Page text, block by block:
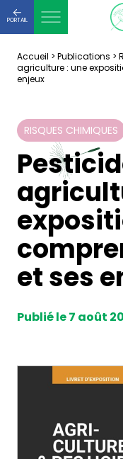
PORTAIL
Accueil > Publications >
agriculture : une
enjeux
RISQUES CHIMIQUES
et ses
Publié le 7 août